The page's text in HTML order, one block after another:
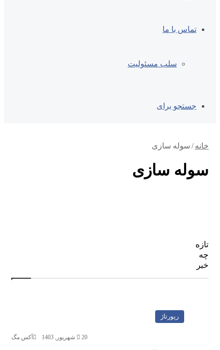
تماس با ما
سلب مسئولیت
جستجو برای
خانه / سوله سازی
سوله سازی
رپورتاژ
آکس مگ 20 شهریور, 1403
تازه
چه
خبر